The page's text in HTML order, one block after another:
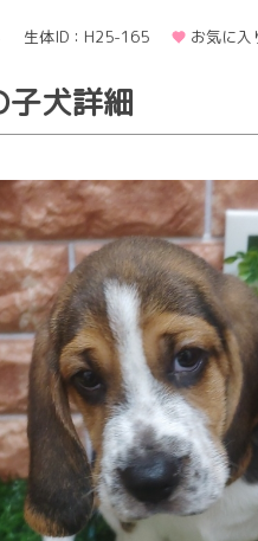
生体ID：H25-165 お気に
子犬詳細